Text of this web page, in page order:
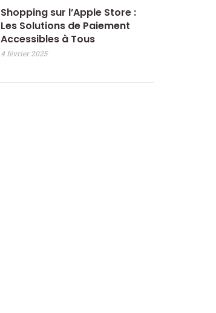
Shopping sur l’Apple Store :
Les Solutions de Paiement
Accessibles à Tous
4 février 2025